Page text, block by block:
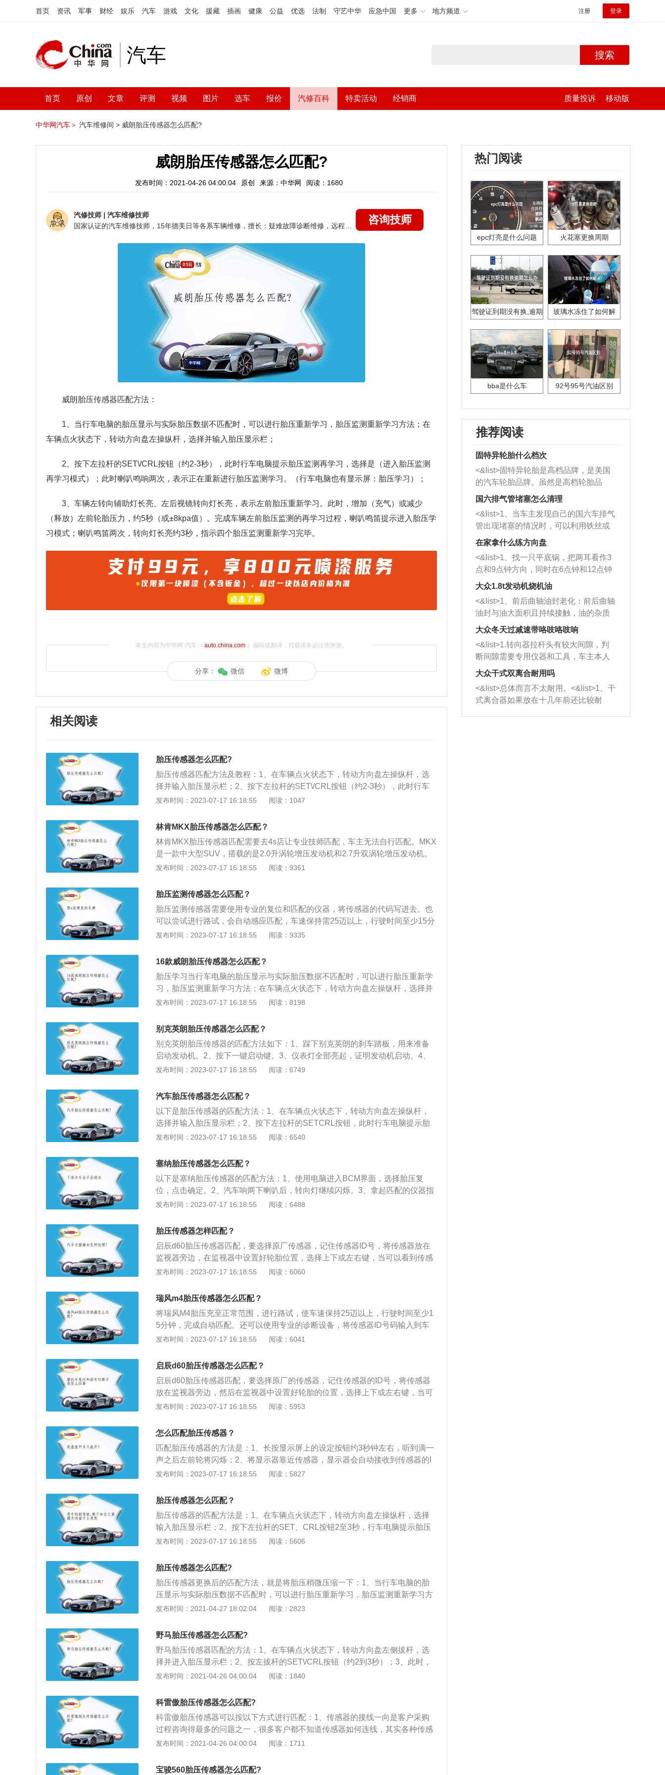
首页 资讯 军事 财经 娱乐 汽车 游戏 文化 援藏 插画 健康 公益 优选 法制 守艺中华 应急中国 更多 地方频道 注册 登录
汽车 搜索
首页 原创 文章 评测 视频 图片 选车 报价 汽修百科 特卖活动 经销商 质量投诉 移动版
中华网汽车＞ 汽车维修间 > 威朗胎压传感器怎么匹配?
威朗胎压传感器怎么匹配?
发布时间：2021-04-26 04:00:04 原创 来源：中华网 阅读：1680
汽修技师 | 汽车维修技师
咨询技师
威朗胎压传感器匹配方法：
1、当行车电脑的胎压显示与实际胎压数据不匹配时，可以进行胎压重新学习，胎压监测重新学习方法；在
车辆点火状态下，转动方向盘左操纵杆，选择并输入胎压显示栏；
2、按下左拉杆的SET\/CRL按钮（约2-3秒），此时行车电脑提示胎压监测再学习，选择是（进入胎压监测
再学习模式）；此时喇叭鸣响两次，表示正在重新进行胎压监测学习。（行车电脑也有显示屏：胎压学习）；
3、车辆左转向辅助灯长亮、左后视镜转向灯长亮，表示左前胎压重新学习。此时，增加（充气）或减少
（释放）左前轮胎压力，约5秒（或±8kpa值）。完成车辆左前胎压监测的再学习过程，喇叭鸣笛提示进入胎压学
习模式；喇叭鸣笛两次，转向灯长亮约3秒，指示四个胎压监测重新学习完毕。
本文内容为中华网·汽车（ auto.china.com）编辑或翻译，转载请务必注明来源。
分享： 微信 微博
相关阅读
胎压传感器怎么匹配?
胎压传感器匹配方法及教程：1、在车辆点火状态下，转动方向盘左操纵杆，选
择并输入胎压显示栏；2、按下左拉杆的SET\/CRL按钮（约2-3秒），此时行车
电脑提示胎压监测再学习，选择是进入胎压监测再学习模式；此时喇叭鸣响两
向灯长亮，表示左前胎压重新学习。此时，增加充气或减少释放左前轮胎压力，
约5秒。完成车辆左前胎压监测的再学习过程，喇叭鸣笛提示进入胎压学习模
式；4、喇叭鸣笛两次，转向灯长亮约3秒，指示四个胎压监测重新学习完毕。
发布时间：2023-07-17 16:18:55 阅读：1047
林肯MKX胎压传感器怎么匹配？
林肯MKX胎压传感器匹配需要去4s店让专业技师匹配，车主无法自行匹配。MKX
是一款中大型SUV，搭载的是2.0升涡轮增压发动机和2.7升双涡轮增压发动机。
2.0升涡轮增压发动机最大功率为186kw，最大扭矩为378nm，最大功率转速为每
为250kw，最大扭矩为542nm，最大功率转速为每分钟5250转，最大扭矩转速为
每分钟3000转，搭载缸内直喷技术和使用铝合金缸盖缸体。林肯MKX的前悬架使
用的是麦弗逊式独立悬架，后悬架使用的是多连杆独立悬架。这款车有四驱版车
型，四驱版车型配备了适时四驱技术，使用多片离合器式中央差速器。
发布时间：2023-07-17 16:18:55 阅读：9361
胎压监测传感器怎么匹配？
胎压监测传感器需要使用专业的复位和匹配的仪器，将传感器的代码写进去。也
可以尝试进行路试，会自动感应匹配，车速保持需25迈以上，行驶时间至少15分
钟即可。汽车轮胎胎压的高低对汽车的性能和动力有着重要作用，每辆车上都会
轮胎的各种状况进行实时自动监测，从而为行驶提供有效的安全保障。胎压传感
器工作原理的就是当汽车开动时，安装到各个轮胎的传感器就会将胎压、胎温等
数据通过无线信号传输给中央接收器，接收器接收到数据后对胎压胎温数据做出
分析判断，并根据情况在报警器显示器上进行显示和警告。
发布时间：2023-07-17 16:18:55 阅读：9335
16款威朗胎压传感器怎么匹配？
胎压学习当行车电脑的胎压显示与实际胎压数据不匹配时，可以进行胎压重新学
习，胎压监测重新学习方法；在车辆点火状态下，转动方向盘左操纵杆，选择并
输入胎压显示栏。按下左拉杆的SET/CRL按钮（约2-3秒），此时行车电脑提示
示正在重新进行胎压监测学习。（行车电脑也有显示屏：胎压学习）。检测显示
车辆左转向辅助灯长亮、左后视镜转向灯长亮，表示左前胎压重新学习。此时，
增加（充气）或减少（释放）左前轮胎压力，约5秒（或±8kpa值）。完成车辆左
前胎压监测的再学习过程，喇叭鸣笛提示进入胎压学习模式；喇叭鸣笛两次，转
向灯长亮约3秒，指示四个胎压监测重新学习完毕。
发布时间：2023-07-17 16:18:55 阅读：8198
别克英朗胎压传感器怎么匹配？
别克英朗胎压传感器的匹配方法如下：1、踩下别克英朗的刹车踏板，用来准备
启动发动机。2、按下一键启动键。3、仪表灯全部亮起，证明发动机启动。4、
将四个轮胎充气至标准气压。5、按下轮胎压力复位键即可匹配完成。以下是关
原理的就是当汽车开动时，安装到各个轮胎的传感器就会将胎压、胎温等数据通
过无线信号传输给中央接收器。2、中央接收器接收到数据后对胎压胎温数据做
出分析判断，并根据情况在报警器显示器上进行显示和警告。
发布时间：2023-07-17 16:18:55 阅读：6749
汽车胎压传感器怎么匹配？
以下是胎压传感器的匹配方法：1、在车辆点火状态下，转动方向盘左操纵杆，
选择并输入胎压显示栏；2、按下左拉杆的SETCRL按钮，此时行车电脑提示胎
压监测在学习，选择是，然后进入胎压监测在学习模式；3、喇叭呜笛两次，转
胎压传感器工作原理的就是当汽车开动时，安装到各个轮胎的传感器就会将胎
压、胎温等数据通过无线信号传输给中央接收器，接收器接收到数据后对胎压胎
温数据做出分析判断，并根据情况在报警器显示器上进行显示和警告。
发布时间：2023-07-17 16:18:55 阅读：6540
塞纳胎压传感器怎么匹配？
以下是塞纳胎压传感器的匹配方法：1、使用电脑进入BCM界面，选择胎压复
位，点击确定。2、汽车响两下喇叭后，转向灯继续闪烁。3、拿起匹配的仪器指
向空气喷嘴，按下匹配的仪器按钮，听到喇叭声即可。4、四个轮胎完成后重复
展资料：1、在轮胎一侧拆下内置传感器。2、沿硅胶边沿划开，慢慢撕开。3、
把旧电池拗下来。4、装电池测试，将硅胶密封。
发布时间：2023-07-17 16:18:55 阅读：6488
胎压传感器怎样匹配？
启辰d60胎压传感器匹配，要选择原厂传感器，记住传感器ID号，将传感器放在
监视器旁边，在监视器中设置好轮胎位置，选择上下或左右键，当可以看到传感
器ID号已经匹配成功。胎压传感器原理有以下两种：1、直接式胎压监测直接式
射器将压力信息从轮胎内部发送到中央接收器模块上，对各轮胎气压数据进行显
示。当轮胎气压太低或漏气时，系统会自动报警。2、间接式胎压监测间接式胎
压监测工作原理是当某轮胎气压降低时，车辆重量会使该轮滚动半径将变小，导
致其转速比其他车轮快。通过比较轮胎之间转速差别，监视胎压。
发布时间：2023-07-17 16:18:55 阅读：6060
瑞风m4胎压传感器怎么匹配？
将瑞风M4胎压充至正常范围，进行路试，使车速保持25迈以上，行驶时间至少1
5分钟，完成自动匹配。还可以使用专业的诊断设备，将传感器ID号码输入到车
身电脑中进行匹配。胎压监测：胎压监测是在汽车行驶过程中对轮胎气压进行实
测：直接式胎压监测装置是利用安装在每一个轮胎里的压力传感器来直接测量轮
胎的气压，利用无线发射器将压力信息从轮胎内部发送到中央接收器模块上，然
后对各轮胎气压数据进行显示。当轮胎气压太低或漏气时，系统会自动报警。间
接式胎压监测：当某轮胎的气压降低时，车辆的重量会使该轮的滚动半径变小，
导致其转速比其他车轮快。通过比较轮胎之间的转速差别，以达到监视胎压的目
胎智能监控系统(TPMS)介绍：它兼有上述两个系统的优点，在两个互相成对角的
轮胎内装备直接传感器，并装备一个4轮间接系统。与全部使用直接系统相比，
这种复合式系统可以降低成本，克服间接系统不能检测出多个轮胎同时出现气压
实时数据。
发布时间：2023-07-17 16:18:55 阅读：6041
启辰d60胎压传感器怎么匹配？
启辰d60胎压传感器匹配，要选择原厂的传感器，记住传感器的ID号，将传感器
放在监视器旁边，然后在监视器中设置好轮胎的位置，选择上下或左右键，当可
以看到传感器的ID号就已经匹配了。常用的胎压监测方式有以下3种：直接式胎
量轮胎的气压，利用无线发射器将压力信息从轮胎内部发送到中央接收器模块
上，然后对各轮胎气压数据进行显示。当轮胎气压太低或漏气时，系统会自动报
警。 间接式胎压监测：当某轮胎的气压降低时，车辆的重量会使该轮的滚动半径
变小，导致其转速比其他车轮快。通过比较轮胎之间的转速差别，以达到监视胎
压的目的。间接式轮胎报警系统实际上是依靠计算轮胎滚动半径来对气压进行监
对角的轮胎内装备直接传感器，并装备一个4轮间接系统。与全部使用直接系统
相比，这种复合式系统可以降低成本，克服间接系统不能检测出多个轮胎同时出
现气压过低的缺陷。但是，它仍然不能像直接系统那样提供所有4个轮胎内实际
发布时间：2023-07-17 16:18:55 阅读：5953
怎么匹配胎压传感器？
匹配胎压传感器的方法是：1、长按显示屏上的设定按钮约3秒钟左右，听到滴一
声之后左前轮将闪烁；2、将显示器靠近传感器，显示器会自动接收到传感器的I
D，显示器接收到ID后点击OK键；3、按SET进入其他轮胎，依次靠近其他传感
胎出现漏气、胎压过高或过低、温度过高的异常情况时，终端会自动报警和显示
轮胎状态，确保汽车行驶的安全。
发布时间：2023-07-17 16:18:55 阅读：5827
胎压传感器怎么匹配？
胎压传感器的匹配方法是：1、在车辆点火状态下，转动方向盘左操纵杆，选择
输入胎压显示栏；2、按下左拉杆的SET、CRL按钮2至3秒，行车电脑提示胎压
监测再学习后选择是；3、喇叭鸣笛两次，表示正在重新进行胎压监测学习；4、
加或减少左前轮胎压力5秒左右即可完成左前轮胎的学习；6、喇叭鸣笛提示进入
胎压学习模式；7、喇叭鸣笛两次，转向灯长亮3秒左右，指示四个胎压监测重新
学习完毕即可完成匹配。
发布时间：2023-07-17 16:18:55 阅读：5606
胎压传感器怎么匹配?
胎压传感器更换后的匹配方法，就是将胎压稍微压缩一下：1、当行车电脑的胎
压显示与实际胎压数据不匹配时，可以进行胎压重新学习，胎压监测重新学习方
法；2、在车辆点火状态下，转动方向盘左操纵杆，选择并输入胎压显示栏；3、
选择是（进入胎压监测再学习模式）；此时喇叭鸣响两次，表示正在重新进行胎
压监测学习。（行车电脑也有显示屏：胎压学习）；4、车辆左转向辅助灯长
亮、左后视镜转向灯长亮，表示左前胎压重新学习。此时，增加（充气）或减少
（释放）左前轮胎压力，约5秒（或±8kpa值）。完成车辆左前胎压监测的再学习
过程，喇叭鸣笛提示进入胎压学习模式；5、喇叭鸣笛两次，转向灯长亮约3秒，
发布时间：2021-04-27 18:02:04 阅读：2823
野马胎压传感器怎么匹配?
野马胎压传感器匹配的方法：1、在车辆点火状态下，转动方向盘左侧拔杆，选
择并进入胎压显示栏；2、按左拔杆的SET\/CRL按钮（约2到3秒）；3、此时，
行车电脑提示胎压监测重新学习，选择是（进入胎压监测重新学习模式），（否
车电脑也有显示：胎压学习中；5、车辆左转向辅助灯长亮，左后视镜转向灯长
亮，表示正在进行左前轮胎压重新学习。此时，增大（加气）或者减小（放气）
左前轮胎压，约5秒（或者±8KPa值）。完成对车辆左前轮胎压监测重新学习过
程，喇叭鸣笛以提示进入右前轮胎压学习模式；6、喇叭鸣笛两次，转向灯长亮
约3秒，提示四轮胎压监测重新学习完毕。
发布时间：2021-04-26 04:00:04 阅读：1840
科雷傲胎压传感器怎么匹配?
科雷傲胎压传感器可以按以下方式进行匹配：1、传感器的接线一向是客户采购
过程咨询得最多的问题之一，很多客户都不知道传感器如何连线，其实各种传感
器的接线方式基本都是一样的，压力传感器一般有两线制、三线制、四线制，有
一根线连接电源正极，另一个线也就是信号线经过仪器连接到电源负极，这种是
发布时间：2021-04-26 04:00:04 阅读：1711
宝骏560胎压传感器怎么匹配?
热门阅读
epc灯亮是什么问题 火花塞更换周期
驾驶证到期没有换,逾期
玻璃水冻住了如何解
bba是什么车 92号95号汽油区别
推荐阅读
固特异轮胎什么档次
<&list>固特异轮胎是高档品牌，是美国
的汽车轮胎品牌。虽然是高档轮胎品
牌，但是中高低端的轮胎都有生产，这
也是为了更好的开拓市场。
国六排气管堵塞怎么清理
<&list>1、当车主发现自己的国六车排气
管出现堵塞的情况时，可以利用铁丝或
者是细棍，直接将杂物给取出来，如果
堵塞情况比较严重，也可以采取应急措
施。 <&list>2、直接利用木棍将所有的
杂物推到排气管里面的位置处，然后将
三元催化器拆解开，就可以将堵塞的东
西取出来。但如果是因为积碳过多引起
的堵塞，就需要将三元催化器泡在草酸
洗剂对堵塞的情况得到解决，将清洗剂
放在燃油箱中，与燃油混合后，车辆启
动时，就可以和汽油一起进入到燃烧
室，最后形成废气排出，就可以让三元
催化器得到清洗，排气管堵塞的情况就
能够得到解决。
在家拿什么练方向盘
<&list>1、找一只平底锅，把两耳看作3
点和9点钟方向，同时在6点钟和12点钟
方向做一个标记。 <&list>2、双手握住
一圈半的练习，往右同样也要打相同的
圈数。 <&list>3、最后强调要反复练
习，这样就可以形成肌肉记忆，在真实
驾驶车辆时，不需要记忆也能打好方
向。
大众1.8t发动机烧机油
<&list>1、前后曲轴油封老化：前后曲轴
油封与油大面积且持续接触，油的杂质
和发动机内持续温度变化使其密封效果
逐渐减弱，导致渗油或漏油。<&list>2、
活塞间隙过大：积碳会使活塞环与缸体
的间隙扩大，导致机油流入燃烧室中，
造成烧机油。<&list>3、机油粘度。使用
机油粘度过小的话，同样会有烧机油现
象，机油粘度过小具有很好的流动性，
大众冬天过减速带咯吱咯吱响
<&list>1.转向器拉杆头有较大间隙，判
断间隙需要专用仪器和工具，车主本人
无法制作，需要将车辆送到修理厂或4s
店；<&list>2.车辆半轴套管防尘罩破
裂，破裂后会出现漏油现象，使半轴磨
损严重，磨损的半轴容易损坏，产生异
响；<&list>3.稳定器的转向胶套和球头
大众干式双离合耐用吗
<&list>总体而言不太耐用。<&list>1、干
式离合器如果放在十几年前还比较耐